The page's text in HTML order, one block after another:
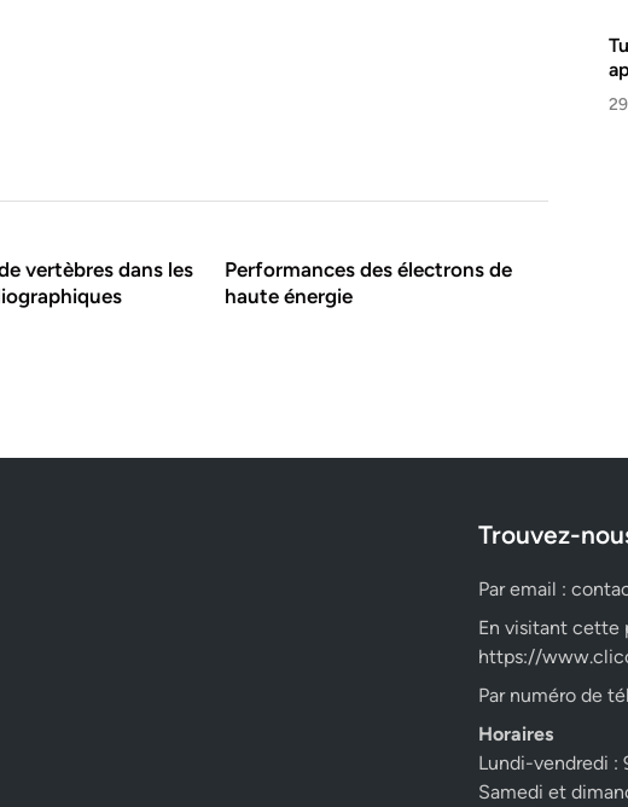
vertèbres dans les
Performances des électrons de
haute énergie
Trouvez-
Par email :
En visitant cette
https://
Par numéro de
Horaires
Lundi-vendredi :
Samedi et